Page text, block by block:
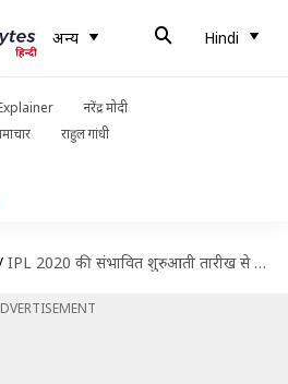
अन्य Hindi
नरेंद्र मोदी
राहुल गांधी
IPL 2020 की संभावित शुरुआती तारीख से नाखुश हैं कई फ्रेंचाइजियां